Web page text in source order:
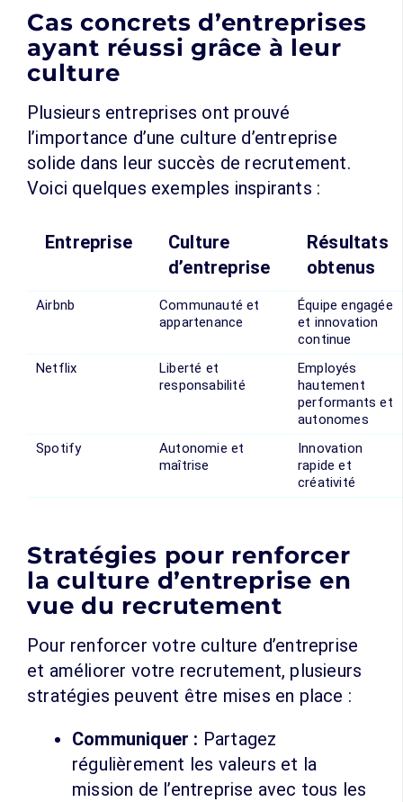
Cas concrets d’entreprises
ayant réussi grâce à leur
culture
Plusieurs entreprises ont prouvé
l’importance d’une culture d’entreprise
solide dans leur succès de recrutement.
Voici quelques exemples inspirants :
Entreprise
Culture
d’entreprise
Résultats
obtenus
Airbnb
Communauté et
appartenance
Équipe engagée
et innovation
continue
Netflix
Liberté et
responsabilité
Employés
hautement
performants et
autonomes
Spotify
Autonomie et
maîtrise
Innovation
rapide et
créativité
Stratégies pour renforcer
la culture d’entreprise en
vue du recrutement
Pour renforcer votre culture d’entreprise
et améliorer votre recrutement, plusieurs
stratégies peuvent être mises en place :
Communiquer : Partagez
régulièrement les valeurs et la
mission de l’entreprise avec tous les